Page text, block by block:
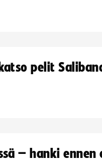
pelit
– hanki ennen